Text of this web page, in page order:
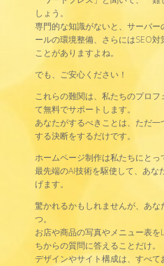
しょう。
専門的な知識がないと、サーバ
ールの環境整備、さらにはSEO
ことがありますよね。
でも、ご安心ください！
これらの難関は、私たちのプロ
て無料でサポートします。
あなたがするべきことは、ただ
する決断をするだけです。
ホームページ制作は私たちにとっ
最先端のAI技術を駆使して、あな
げます。
驚かれるかもしれませんが、あ
つ。
お店や商品の写真やメニュー表
ちからの質問に答えることだけ。
デザインやサイト構成は、すべて